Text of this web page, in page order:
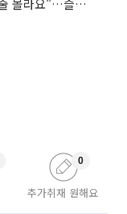
서울국제도서전 "구경하느라 시간 가는 줄 몰라요"…즐거운 비명
추가취재 원해요
0